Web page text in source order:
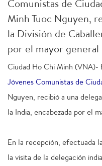
Comunistas de
Minh Tuoc Nguyen,
la División de
por el mayor general
Ciudad Ho Chi Minh (VNA)-
Jóvenes Comunistas de
Nguyen, recibió a una
la India, encabezada por el
En la recepción, efectuada
la visita de la delegación